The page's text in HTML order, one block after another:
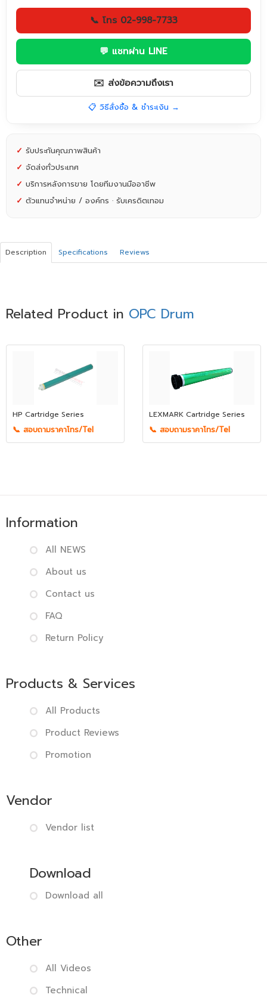
📞 โทร 02-998-7733
💬 แชทผ่าน LINE
✉️ ส่งข้อความถึงเรา
📋 วิธีสั่งซื้อ & ชำระเงิน →
✓ รับประกันคุณภาพสินค้า
✓ จัดส่งทั่วประเทศ
✓ บริการหลังการขาย โดยทีมงานมืออาชีพ
✓ ตัวแทนจำหน่าย / องค์กร · รับเครดิตเทอม
Description Specifications Reviews
Related Product in OPC Drum
HP Cartridge Series
📞 สอบถามราคาโทร/Tel
LEXMARK Cartridge Series
📞 สอบถามราคาโทร/Tel
Information
All NEWS
About us
Contact us
FAQ
Return Policy
Products & Services
All Products
Product Reviews
Promotion
Vendor
Vendor list
Download
Download all
Other
All Videos
Technical